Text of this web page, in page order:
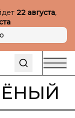
22 августа,